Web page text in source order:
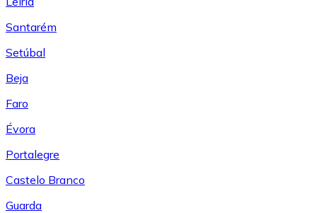
Santarém
Setúbal
Beja
Faro
Évora
Portalegre
Castelo Branco
Guarda